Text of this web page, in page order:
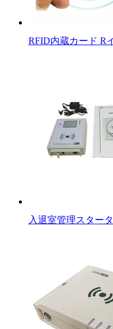
RFID内蔵カード R
入退室管理スター